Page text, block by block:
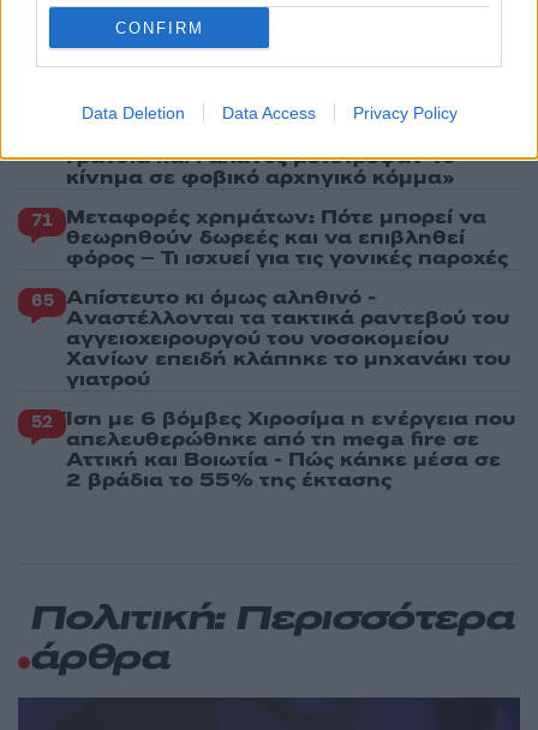
CONFIRM
Data Deletion Data Access Privacy Policy
Marfin: Η 46χρονη πήρε προθεσμία για
να απολογηθεί την Τρίτη – «Είναι αθώα,
συμμετείχε στη διαδήλωση όπως και
Βγήκαν ξανά τα μαχαίρια στην Ελπίδα
Γρατσία και Γαλανός μετέτρεψαν το
κίνημα σε φοβικό αρχηγικό κόμμα»
71 Μεταφορές χρημάτων: Πότε μπορεί να
θεωρηθούν δωρεές και να επιβληθεί
φόρος – Τι ισχυεί για τις γονικές παροχές
65 Απίστευτο κι όμως αληθινό -
Aναστέλλονται τα τακτικά ραντεβού του
αγγειοχειρουργού του νοσοκομείου
Χανίων επειδή κλάπηκε το μηχανάκι του
γιατρού
52 Ίση με 6 βόμβες Χιροσίμα η ενέργεια που
απελευθερώθηκε από τη mega fire σε
Αττική και Βοιωτία - Πώς κάηκε μέσα σε
2 βράδια το 55% της έκτασης
Πολιτική: Περισσότερα
άρθρα